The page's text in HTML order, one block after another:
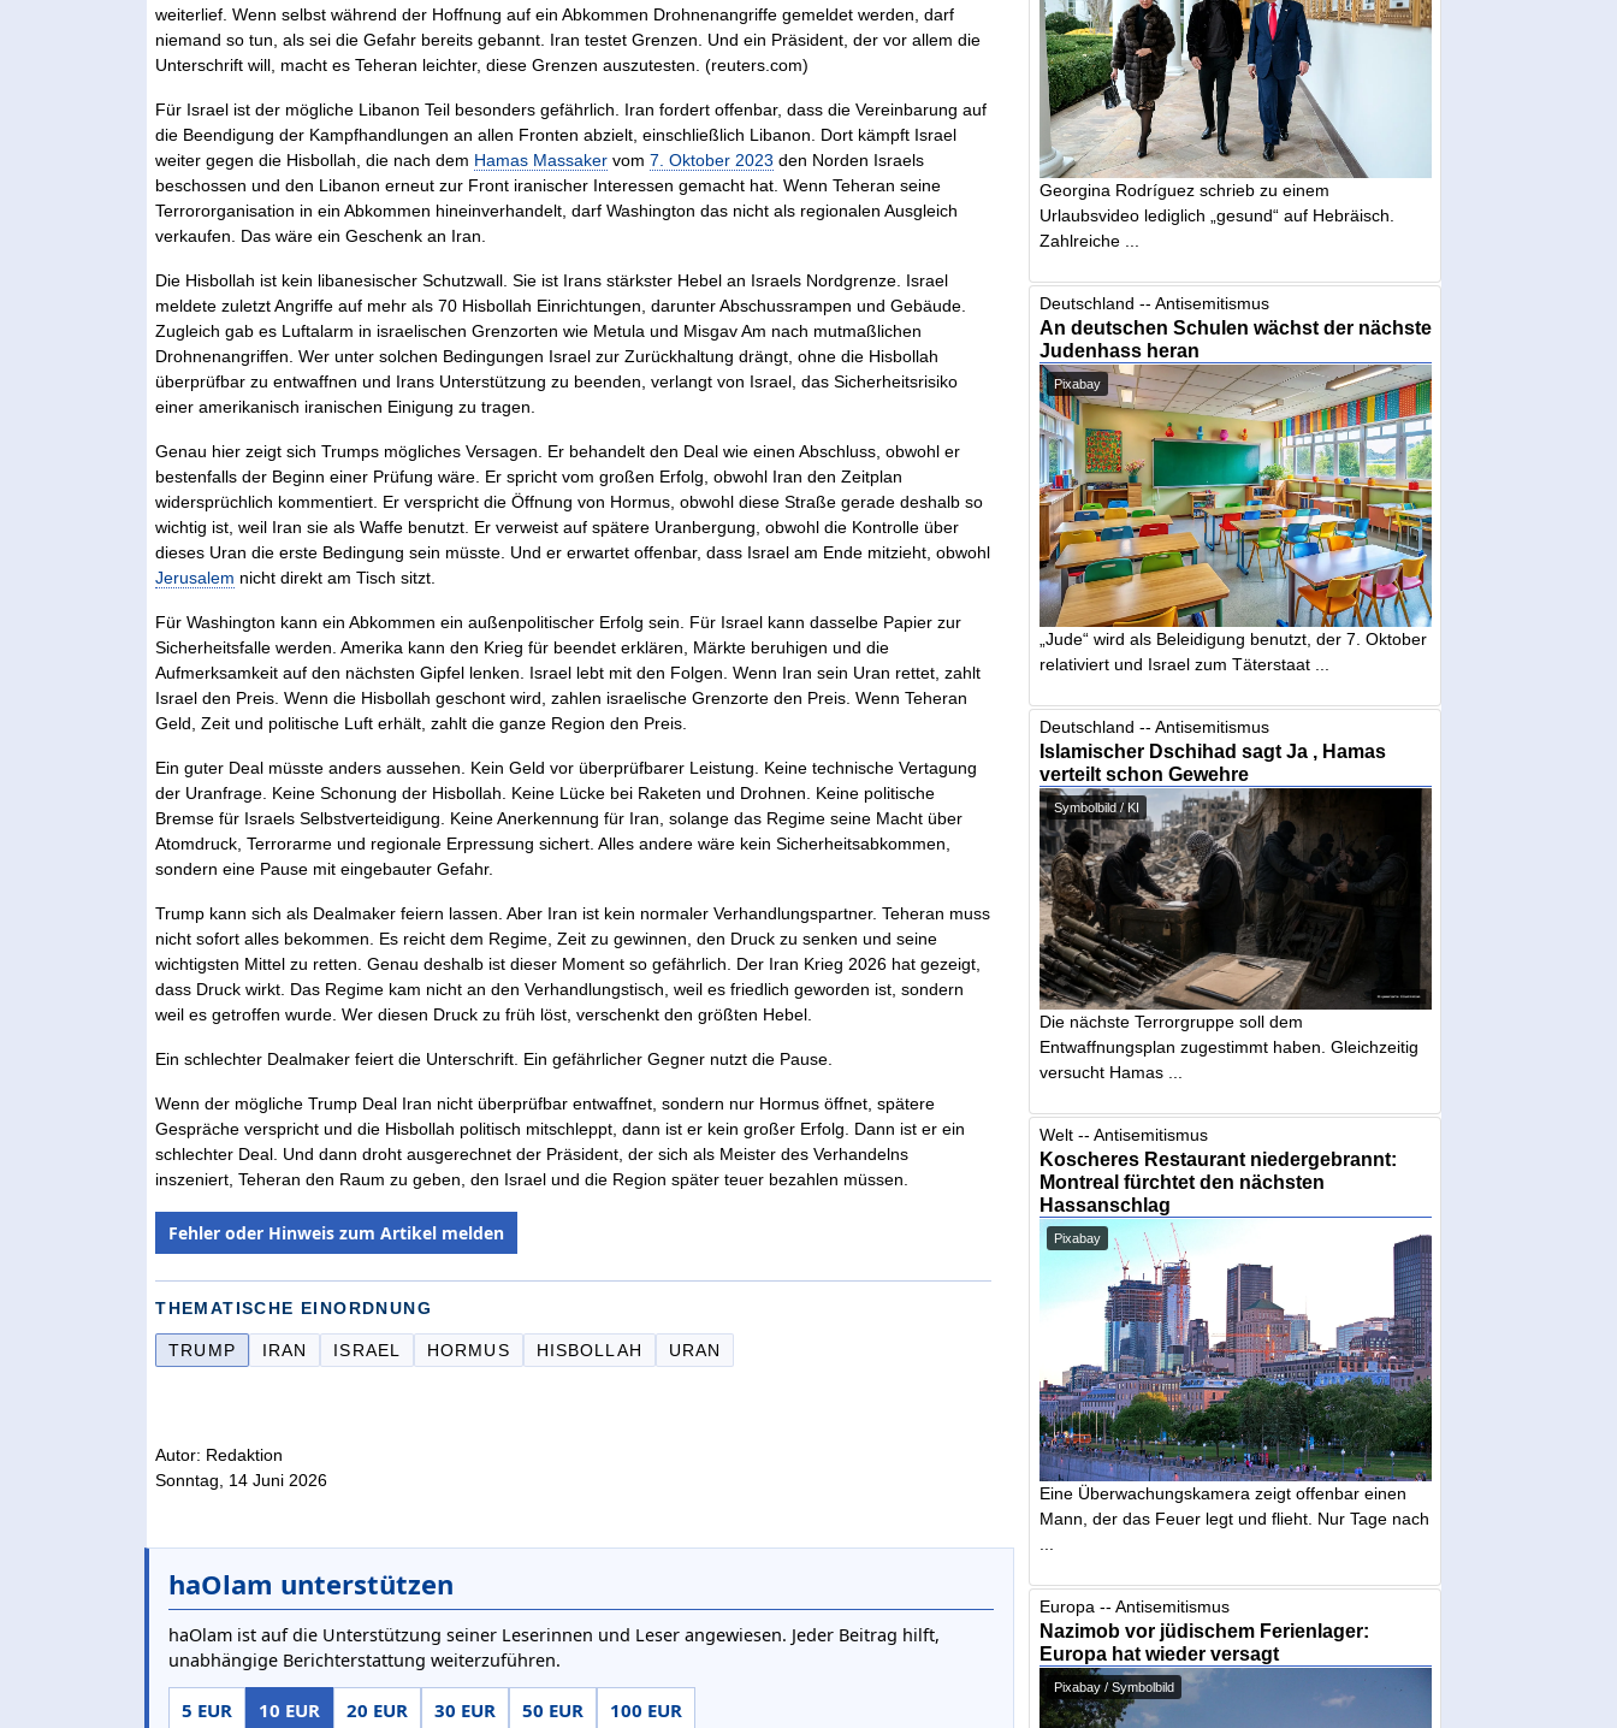
weiterlief. Wenn selbst während der Hoffnung auf ein Abkommen Drohnenangriffe gemeldet werden, darf
niemand so tun, als sei die Gefahr bereits gebannt. Iran testet Grenzen. Und ein Präsident, der vor allem die
Unterschrift will, macht es Teheran leichter, diese Grenzen auszutesten. (reuters.com)
Für Israel ist der mögliche Libanon Teil besonders gefährlich. Iran fordert offenbar, dass die Vereinbarung auf
die Beendigung der Kampfhandlungen an allen Fronten abzielt, einschließlich Libanon. Dort kämpft Israel
weiter gegen die Hisbollah, die nach dem Hamas Massaker vom7. Oktober 2023 den Norden Israels
beschossen und den Libanon erneut zur Front iranischer Interessen gemacht hat. Wenn Teheran seine
Terrororganisation in ein Abkommen hineinverhandelt, darf Washington das nicht als regionalen Ausgleich
verkaufen. Das wäre ein Geschenk an Iran.
Die Hisbollah ist kein libanesischer Schutzwall. Sie ist Irans stärkster Hebel an Israels Nordgrenze. Israel
meldete zuletzt Angriffe auf mehr als 70 Hisbollah Einrichtungen, darunter Abschussrampen und Gebäude.
Zugleich gab es Luftalarm in israelischen Grenzorten wie Metula und Misgav Am nach mutmaßlichen
Drohnenangriffen. Wer unter solchen Bedingungen Israel zur Zurückhaltung drängt, ohne die Hisbollah
überprüfbar zu entwaffnen und Irans Unterstützung zu beenden, verlangt von Israel, das Sicherheitsrisiko
einer amerikanisch iranischen Einigung zu tragen.
Genau hier zeigt sich Trumps mögliches Versagen. Er behandelt den Deal wie einen Abschluss, obwohl er
bestenfalls der Beginn einer Prüfung wäre. Er spricht vom großen Erfolg, obwohl Iran den Zeitplan
widersprüchlich kommentiert. Er verspricht die Öffnung von Hormus, obwohl diese Straße gerade deshalb so
wichtig ist, weil Iran sie als Waffe benutzt. Er verweist auf spätere Uranbergung, obwohl die Kontrolle über
dieses Uran die erste Bedingung sein müsste. Und er erwartet offenbar, dass Israel am Ende mitzieht, obwohl
Jerusalem nicht direkt am Tisch sitzt.
Für Washington kann ein Abkommen ein außenpolitischer Erfolg sein. Für Israel kann dasselbe Papier zur
Sicherheitsfalle werden. Amerika kann den Krieg für beendet erklären, Märkte beruhigen und die
Aufmerksamkeit auf den nächsten Gipfel lenken. Israel lebt mit den Folgen. Wenn Iran sein Uran rettet, zahlt
Israel den Preis. Wenn die Hisbollah geschont wird, zahlen israelische Grenzorte den Preis. Wenn Teheran
Geld, Zeit und politische Luft erhält, zahlt die ganze Region den Preis.
Ein guter Deal müsste anders aussehen. Kein Geld vor überprüfbarer Leistung. Keine technische Vertagung
der Uranfrage. Keine Schonung der Hisbollah. Keine Lücke bei Raketen und Drohnen. Keine politische
Bremse für Israels Selbstverteidigung. Keine Anerkennung für Iran, solange das Regime seine Macht über
Atomdruck, Terrorarme und regionale Erpressung sichert. Alles andere wäre kein Sicherheitsabkommen,
sondern eine Pause mit eingebauter Gefahr.
Trump kann sich als Dealmaker feiern lassen. Aber Iran ist kein normaler Verhandlungspartner. Teheran muss
nicht sofort alles bekommen. Es reicht dem Regime, Zeit zu gewinnen, den Druck zu senken und seine
wichtigsten Mittel zu retten. Genau deshalb ist dieser Moment so gefährlich. Der Iran Krieg 2026 hat gezeigt,
dass Druck wirkt. Das Regime kam nicht an den Verhandlungstisch, weil es friedlich geworden ist, sondern
weil es getroffen wurde. Wer diesen Druck zu früh löst, verschenkt den größten Hebel.
Ein schlechter Dealmaker feiert die Unterschrift. Ein gefährlicher Gegner nutzt die Pause.
Wenn der mögliche Trump Deal Iran nicht überprüfbar entwaffnet, sondern nur Hormus öffnet, spätere
Gespräche verspricht und die Hisbollah politisch mitschleppt, dann ist er kein großer Erfolg. Dann ist er ein
schlechter Deal. Und dann droht ausgerechnet der Präsident, der sich als Meister des Verhandelns
inszeniert, Teheran den Raum zu geben, den Israel und die Region später teuer bezahlen müssen.
Fehler oder Hinweis zum Artikel melden
THEMATISCHE EINORDNUNG
TRUMP IRAN ISRAEL HORMUS HISBOLLAH URAN
Autor: Redaktion
Sonntag, 14 Juni 2026
haOlam unterstützen
haOlam ist auf die Unterstützung seiner Leserinnen und Leser angewiesen. Jeder Beitrag hilft,
unabhängige Berichterstattung weiterzuführen.
5 EUR 10 EUR 20 EUR 30 EUR 50 EUR 100 EUR
Georgina Rodríguez schrieb zu einem
Urlaubsvideo lediglich „gesund“ auf Hebräisch.
Zahlreiche ...
Deutschland -- Antisemitismus
An deutschen Schulen wächst der nächste
Judenhass heran
Pixabay
„Jude“ wird als Beleidigung benutzt, der 7. Oktober
relativiert und Israel zum Täterstaat ...
Deutschland -- Antisemitismus
Islamischer Dschihad sagt Ja , Hamas
verteilt schon Gewehre
Symbolbild / KI
Die nächste Terrorgruppe soll dem
Entwaffnungsplan zugestimmt haben. Gleichzeitig
versucht Hamas ...
Welt -- Antisemitismus
Koscheres Restaurant niedergebrannt:
Montreal fürchtet den nächsten
Hassanschlag
Pixabay
Eine Überwachungskamera zeigt offenbar einen
Mann, der das Feuer legt und flieht. Nur Tage nach
Europa -- Antisemitismus
Nazimob vor jüdischem Ferienlager:
Europa hat wieder versagt
Pixabay / Symbolbild